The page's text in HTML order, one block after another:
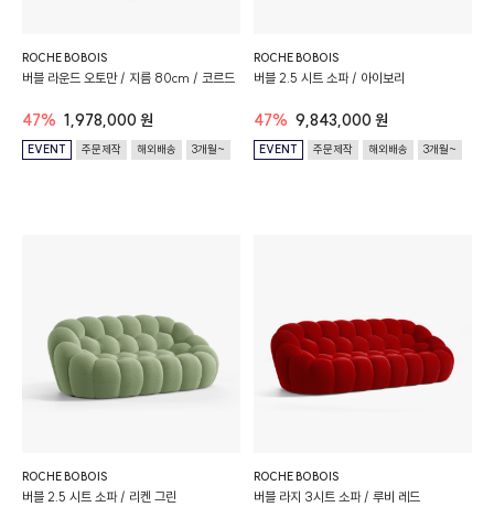
ROCHE BOBOIS
버블 라운드 오토만 / 지름 80cm / 코르드
47% 1,978,000 원
EVENT 주문제작 해외배송 3개월~
ROCHE BOBOIS
버블 2.5 시트 소파 / 아이보리
47% 9,843,000 원
EVENT 주문제작 해외배송 3개월~
ROCHE BOBOIS
버블 2.5 시트 소파 / 리켄 그린
ROCHE BOBOIS
버블 라지 3시트 소파 / 루비 레드